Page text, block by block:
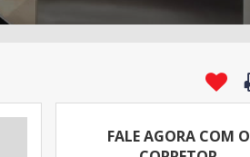
FALE AGORA COM O